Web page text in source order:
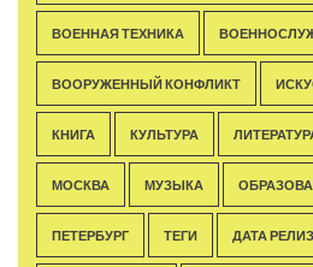
ВОЕННАЯ ТЕХНИКА
ВООРУЖЕННЫЙ КОНФЛИКТ
КНИГА КУЛЬТУРА
МОСКВА МУЗЫКА
ПЕТЕРБУРГ ТЕГИ ДАТА